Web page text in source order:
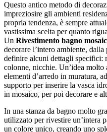
Questo antico metodo di
impreziosire gli ambienti
propria tendenza, è sempre
vastissima scelta per quanto
Un Rivestimento bagno
decorare l’intero ambiente,
definire alcuni dettagli specifici:
colonne, nicchie. Un’idea molto
elementi d’arredo in muratura,
supporto per inserire la vasca
in mosaico, per poi decorare e
In una stanza da bagno molto
utilizzato per rivestire un’intera
un colore unico, creando uno